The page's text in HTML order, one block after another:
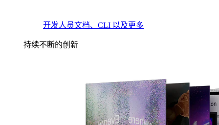
开发人员文档、CLI 以及更多
持续不断的创新